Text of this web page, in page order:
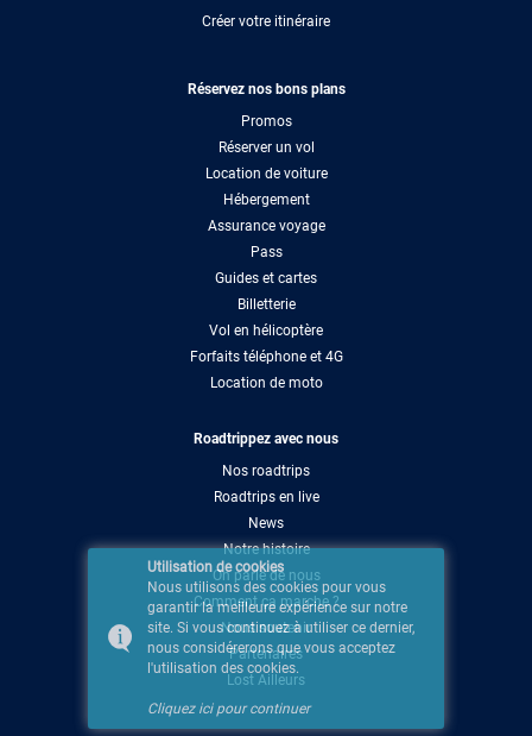
Créer votre itinéraire
Réservez nos bons plans
Promos
Réserver un vol
Location de voiture
Hébergement
Assurance voyage
Pass
Guides et cartes
Billetterie
Vol en hélicoptère
Forfaits téléphone et 4G
Location de moto
Roadtrippez avec nous
Nos roadtrips
Roadtrips en live
News
Notre histoire
On parle de nous
Comment ça marche ?
Nous soutenir
Partenaires
Lost Ailleurs
Utilisation de cookies
Nous utilisons des cookies pour vous
garantir la meilleure expérience sur notre
site. Si vous continuez à utiliser ce dernier,
nous considérerons que vous acceptez
l'utilisation des cookies.
Cliquez ici pour continuer